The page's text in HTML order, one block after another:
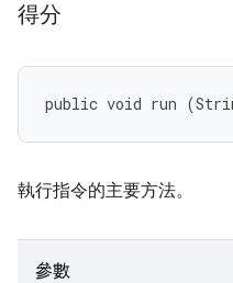
得分
public void run
執行指令的主要方法。
參數